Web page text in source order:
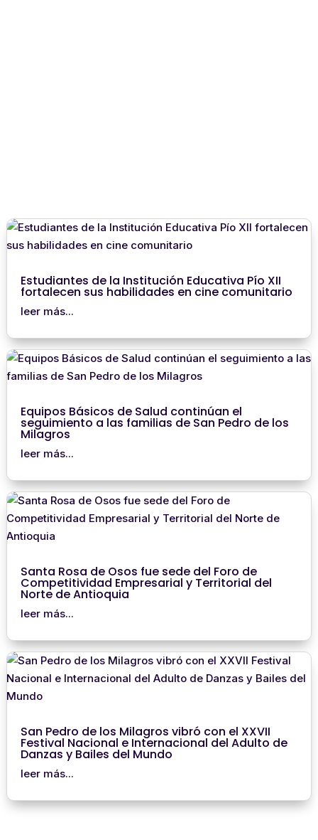
Estudiantes de la Institución Educativa Pío XII
fortalecen sus habilidades en cine comunitario
leer más...
Equipos Básicos de Salud continúan el
seguimiento a las familias de San Pedro de los
Milagros
leer más...
Santa Rosa de Osos fue sede del Foro de
Competitividad Empresarial y Territorial del
Norte de Antioquia
leer más...
San Pedro de los Milagros vibró con el XXVII
Festival Nacional e Internacional del Adulto de
Danzas y Bailes del Mundo
leer más...